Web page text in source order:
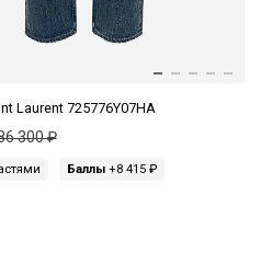
Laurent 725776Y07HA
300 ₽
Баллы+8 415 ₽